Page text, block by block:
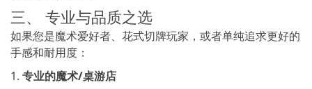
三、 专业与品质之选
如果您是魔术爱好者、花式切牌玩家，或者单纯追求更好的
手感和耐用度：
1. 专业的魔术/桌游店